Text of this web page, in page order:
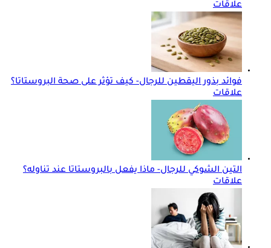
علاقات
فوائد بذور اليقطين للرجال- كيف تؤثر على صحة البروستاتا؟
علاقات
التين الشوكي للرجال- ماذا يفعل بالبروستاتا عند تناوله؟
علاقات